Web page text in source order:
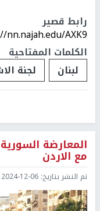
رابط قصير
nn.najah.edu/AXK9/
الكلمات المفتاحية
لبنان
لجنة
المعارضة
مع الاردن
تم النشر بتاريخ: 2024-12-06 17:35